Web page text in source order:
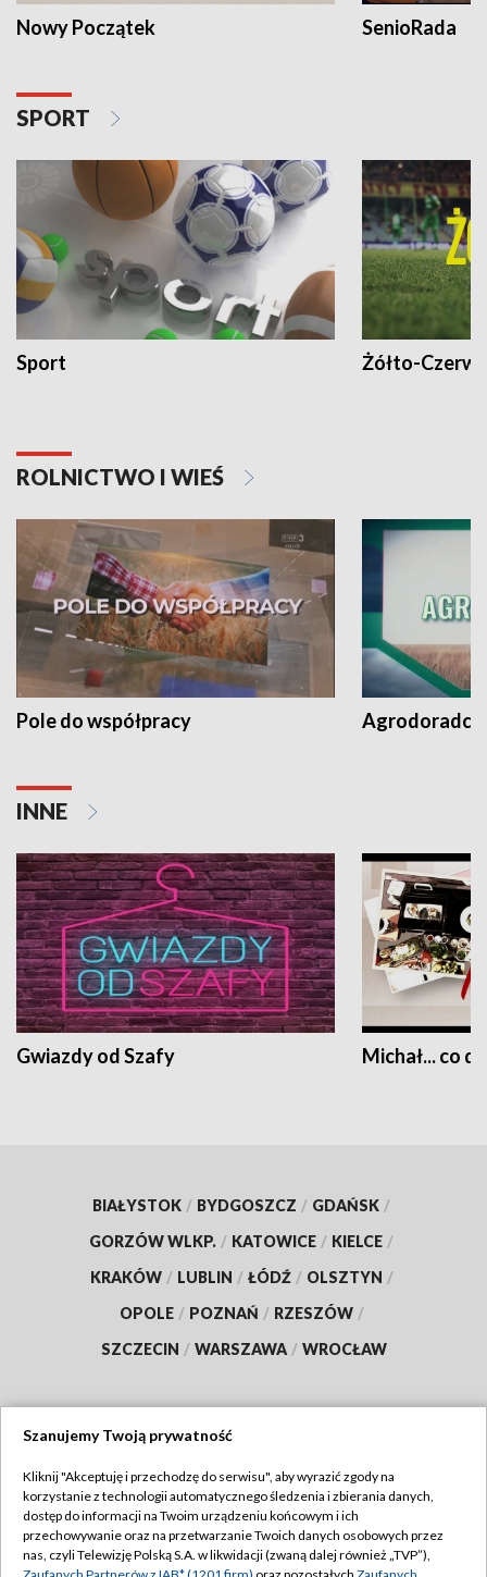
Nowy Początek SenioRada
SPORT
Sport Żółto-
ROLNICTWO I WIEŚ
Pole do współpracy Agrodoradcy
INNE
Gwiazdy od Szafy Michał... co
BIAŁYSTOK / BYDGOSZCZ / GDAŃSK /
GORZÓW WLKP. / KATOWICE / KIELCE /
KRAKÓW / LUBLIN / ŁÓDŹ / OLSZTYN /
OPOLE / POZNAŃ / RZESZÓW /
SZCZECIN / WARSZAWA / WROCŁAW
TVP
Abonament TVP
Emisja w TVP
Regulamin TVP
Szanujemy Twoją prywatność
Kliknij "Akceptuję i przechodzę do serwisu", aby wyrazić zgody na
korzystanie z technologii automatycznego śledzenia i zbierania danych,
dostęp do informacji na Twoim urządzeniu końcowym i ich
przechowywanie oraz na przetwarzanie Twoich danych osobowych przez
nas, czyli Telewizję Polską S.A. w likwidacji (zwaną dalej również „TVP”),